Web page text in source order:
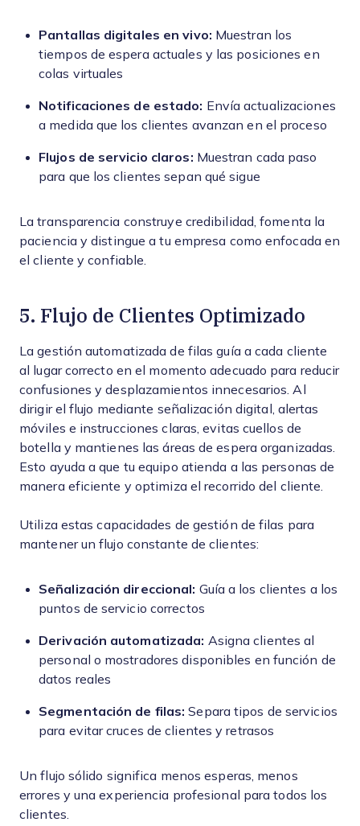
Pantallas digitales en vivo: Muestran los
tiempos de espera actuales y las posiciones en
colas virtuales
Notificaciones de estado: Envía actualizaciones
a medida que los clientes avanzan en el proceso
Flujos de servicio claros: Muestran cada paso
para que los clientes sepan qué sigue
La transparencia construye credibilidad, fomenta la
paciencia y distingue a tu empresa como enfocada en
el cliente y confiable.
5. Flujo de Clientes Optimizado
La gestión automatizada de filas guía a cada cliente
al lugar correcto en el momento adecuado para reducir
confusiones y desplazamientos innecesarios. Al
dirigir el flujo mediante señalización digital, alertas
móviles e instrucciones claras, evitas cuellos de
botella y mantienes las áreas de espera organizadas.
Esto ayuda a que tu equipo atienda a las personas de
manera eficiente y optimiza el recorrido del cliente.
Utiliza estas capacidades de gestión de filas para
mantener un flujo constante de clientes:
Señalización direccional: Guía a los clientes a los
puntos de servicio correctos
Derivación automatizada: Asigna clientes al
personal o mostradores disponibles en función de
datos reales
Segmentación de filas: Separa tipos de servicios
para evitar cruces de clientes y retrasos
Un flujo sólido significa menos esperas, menos
errores y una experiencia profesional para todos los
clientes.